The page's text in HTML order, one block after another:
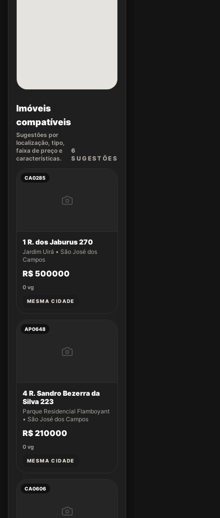
Imóveis
compatíveis
Sugestões por
localização, tipo,
faixa de preço e
características.
6
SUGEST ÕES
CA0285
1 R. dos Jaburus 270
Jardim Uirá • São José dos
Campos
R$ 500000
0 vg
MESMA CIDADE
AP0648
4 R. Sandro Bezerra da
Silva 223
Parque Residencial Flamboyant
• São José dos Campos
R$ 210000
0 vg
MESMA CIDADE
CA0606